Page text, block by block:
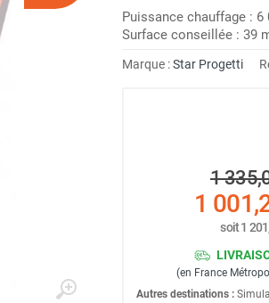
Puissance chauffage :
Surface conseillée : 39
Marque :Star Progetti
1
1
soit1
(en France
Autres destinations :